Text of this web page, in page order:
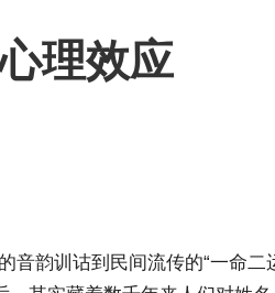
理效应
音韵训诂到民间流传的“一命二